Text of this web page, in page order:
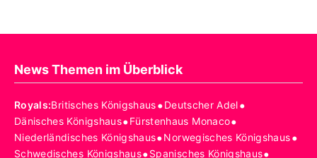
News Themen im Überblick
Royals:Britisches Königshaus•Deutscher Adel•
Dänisches Königshaus•Fürstenhaus Monaco•
Niederländisches Königshaus•Norwegisches Königshaus•
Schwedisches Königshaus•Spanisches Königshaus•